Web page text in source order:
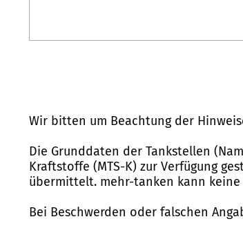
Wir bitten um Beachtung der
Die Grunddaten der Tankstellen
Kraftstoffe (MTS-K) zur Verfügung
übermittelt. mehr-tanken kann
Bei Beschwerden oder falschen